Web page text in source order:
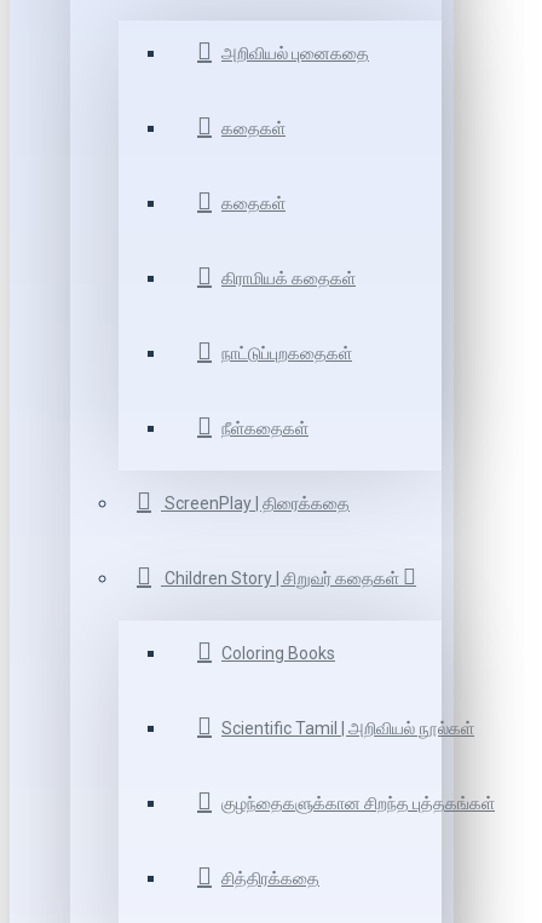
அறிவியல் புனைகதை
கதைகள்
கதைகள்
கிராமியக் கதைகள்
நாட்டுப்புறகதைகள்
நீள்கதைகள்
ScreenPlay | திரைக்கதை
Children Story | சிறுவர் கதைகள்
Coloring Books
Scientific Tamil | அறிவியல் நூல்கள்
குழந்தைகளுக்கான சிறந்த புத்தகங்கள்
சித்திரக்கதை